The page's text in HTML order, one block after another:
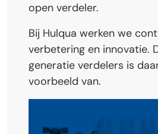
open verdeler.
Bij Hulqua werken we
verbetering en innovatie.
generatie verdelers is
voorbeeld van.